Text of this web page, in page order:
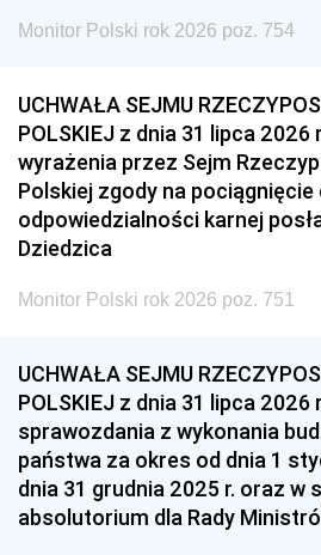
Monitor Polski rok 2026 poz. 754
UCHWAŁA SEJMU
POLSKIEJ z dnia 31 lipca 2026
wyrażenia przez Sejm
Polskiej zgody na pociągnięcie
odpowiedzialności karnej
Dziedzica
Monitor Polski rok 2026 poz. 751
UCHWAŁA SEJMU
POLSKIEJ z dnia 31 lipca 2026
sprawozdania z wykonania
państwa za okres od dnia 1
dnia 31 grudnia 2025 r. oraz w
absolutorium dla Rady